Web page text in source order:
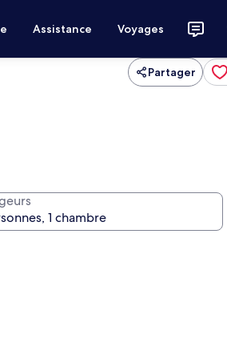
Assistance Voyages
Partager